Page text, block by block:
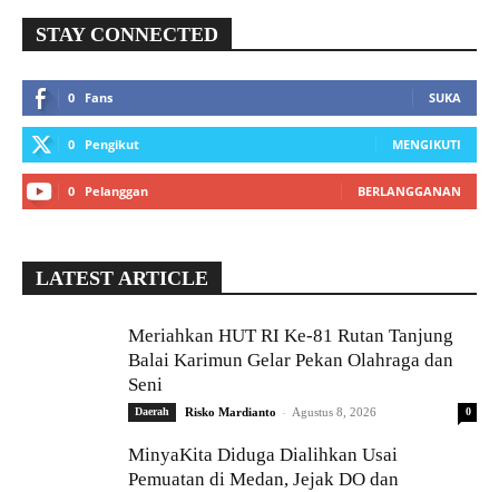
STAY CONNECTED
0 Fans SUKA
0 Pengikut MENGIKUTI
0 Pelanggan BERLANGGANAN
LATEST ARTICLE
Meriahkan HUT RI Ke-81 Rutan Tanjung
Balai Karimun Gelar Pekan Olahraga dan
Seni
Daerah Risko Mardianto - Agustus 8, 2026 0
MinyaKita Diduga Dialihkan Usai
Pemuatan di Medan, Jejak DO dan